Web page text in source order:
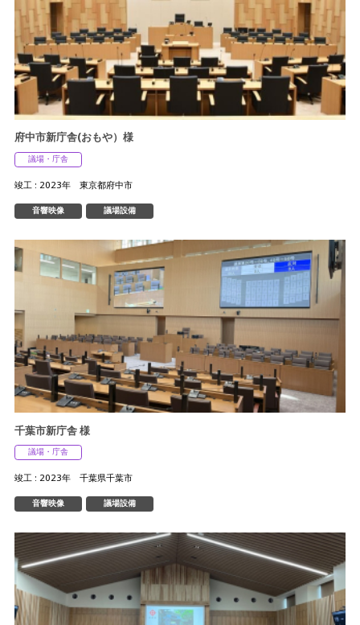
府中市新庁舎(おもや）様
議場・庁舎
竣工 : 2023年 東京都府中市
音響映像 議場設備
千葉市新庁舎 様
議場・庁舎
竣工 : 2023年 千葉県千葉市
音響映像 議場設備